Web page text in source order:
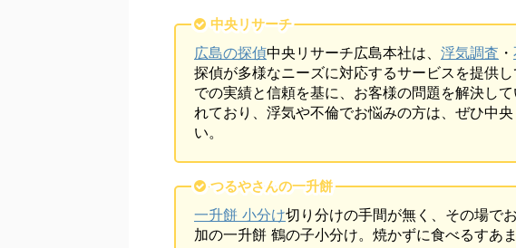
中央リサーチ
広島の探偵中央リサーチ広島本社は、 浮気調査 ・
探偵が多様なニーズに対応するサービスを提供
での実績と信頼を基に、お客様の問題を解決し
れており、浮気や不倫でお悩みの方は、ぜひ中
い。
つるやさんの一升餅
一升餅 小分け切り分けの手間が無く、その場で
加の一升餅 鶴の子小分け。焼かずに食べるすあま